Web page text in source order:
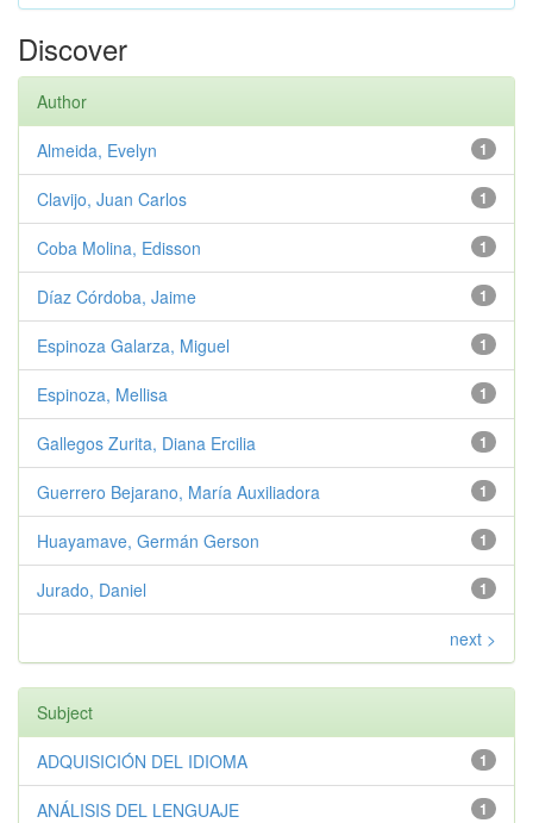
Discover
Author
1
Almeida, Evelyn
1
Clavijo, Juan Carlos
1
Coba Molina, Edisson
1
Díaz Córdoba, Jaime
1
Espinoza Galarza, Miguel
1
Espinoza, Mellisa
1
Gallegos Zurita, Diana Ercilia
1
Guerrero Bejarano, María Auxiliadora
1
Huayamave, Germán Gerson
1
Jurado, Daniel
next >
Subject
1
ADQUISICIÓN DEL IDIOMA
1
ANÁLISIS DEL LENGUAJE